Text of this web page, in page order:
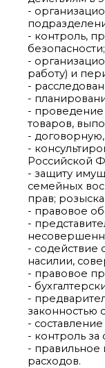
-
- контроль,
безопасности;
-
работу) и
-
-
- проведение
товаров,
-
-
Российской
- защиту
семейных
прав;
- правовое
-
- содействие
насилии,
- правовое
-
-
законностью
-
- контроль
- правильное
расходов.